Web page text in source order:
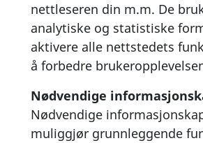
nettleseren din m.m. De
analytiske og statistiske
aktivere alle nettstedets
å forbedre
Nødvendige
Nødvendige
muliggjør grunnleggende